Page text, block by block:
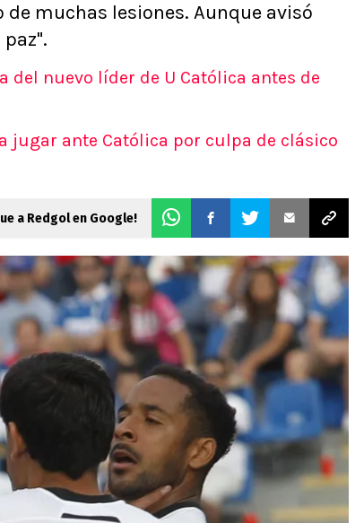
muchas lesiones. Aunque avisó
del nuevo líder de U Católica antes de
jugar ante Católica por culpa de clásico
a Redgol en Google!